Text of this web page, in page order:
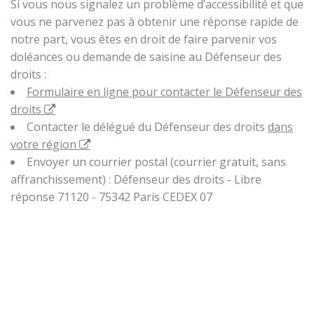
Si vous nous signalez un problème d’accessibilité et que
vous ne parvenez pas à obtenir une réponse rapide de
notre part, vous êtes en droit de faire parvenir vos
doléances ou demande de saisine au Défenseur des
droits :
Formulaire en ligne pour contacter le Défenseur des
droits
Contacter le délégué du Défenseur des droits dans
votre région
Envoyer un courrier postal (courrier gratuit, sans
affranchissement) : Défenseur des droits - Libre
réponse 71120 - 75342 Paris CEDEX 07